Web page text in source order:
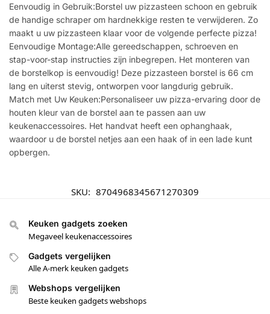
Eenvoudig in Gebruik:Borstel uw pizzasteen schoon en gebruik
de handige schraper om hardnekkige resten te verwijderen. Zo
maakt u uw pizzasteen klaar voor de volgende perfecte pizza!
Eenvoudige Montage:Alle gereedschappen, schroeven en
stap-voor-stap instructies zijn inbegrepen. Het monteren van
de borstelkop is eenvoudig! Deze pizzasteen borstel is 66 cm
lang en uiterst stevig, ontworpen voor langdurig gebruik.
Match met Uw Keuken:Personaliseer uw pizza-ervaring door de
houten kleur van de borstel aan te passen aan uw
keukenaccessoires. Het handvat heeft een ophanghaak,
waardoor u de borstel netjes aan een haak of in een lade kunt
opbergen.
SKU: 8704968345671270309
Keuken gadgets zoeken
Megaveel keukenaccessoires
Gadgets vergelijken
Alle A-merk keuken gadgets
Webshops vergelijken
Beste keuken gadgets webshops